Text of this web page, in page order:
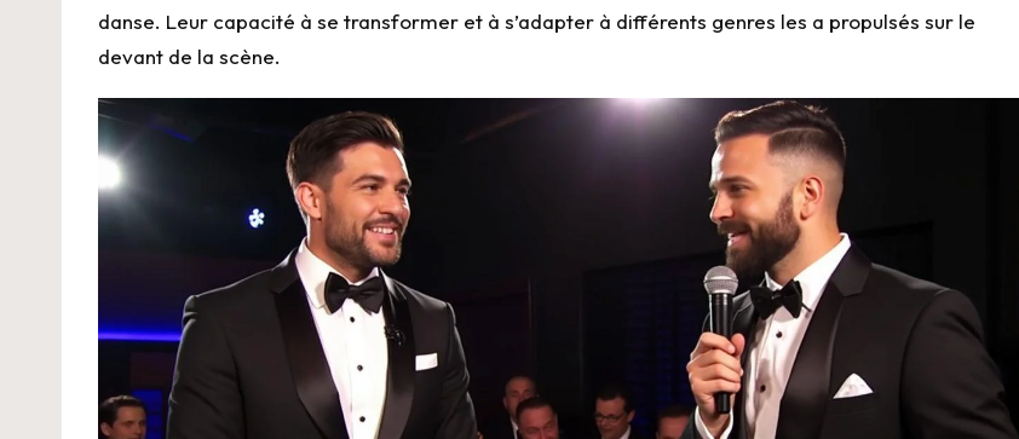
danse. Leur capacité à se transformer et à s’adapter à différents genres les a propulsés sur le
devant de la scène.